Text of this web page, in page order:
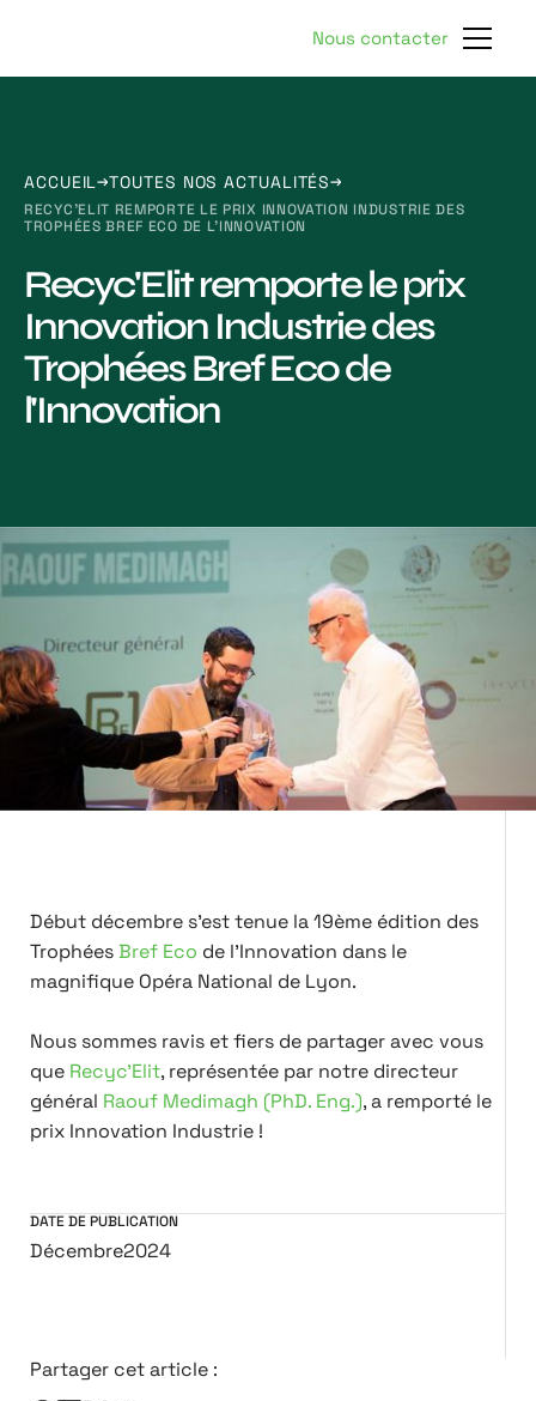
Nous contacter
ACCUEIL TOUTES NOS ACTUALITÉS
RECYC'ELIT REMPORTE LE PRIX INNOVATION INDUSTRIE DES
TROPHÉES BREF ECO DE L'INNOVATION
Recyc'Elit remporte le prix
Innovation Industrie des
Trophées Bref Eco de
l'Innovation
Partager cet article :
Début décembre s'est tenue la 19ème édition des
TrophéesBref Eco de l'Innovation dans le
magnifique Opéra National de Lyon.
Nous sommes ravis et fiers de partager avec vous
que Recyc'Elit, représentée par notre directeur
général Raouf Medimagh (PhD. Eng.), a remporté le
prix Innovation Industrie !
DATE DE PUBLICATION
Décembre2024